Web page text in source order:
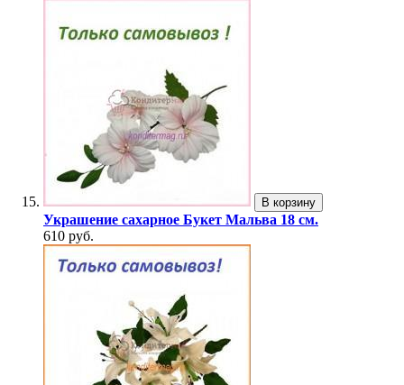
В корзину
Украшение сахарное Букет Мальва 18 см.
610 руб.